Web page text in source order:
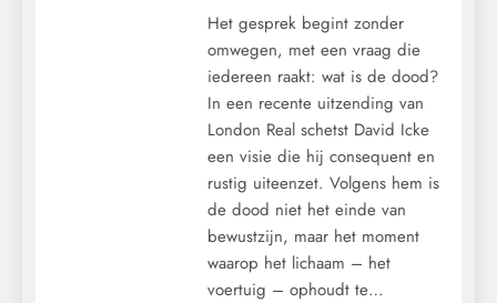
Het gesprek begint zonder
omwegen, met een vraag die
iedereen raakt: wat is de dood?
In een recente uitzending van
London Real schetst David Icke
een visie die hij consequent en
rustig uiteenzet. Volgens hem is
de dood niet het einde van
bewustzijn, maar het moment
waarop het lichaam – het
voertuig – ophoudt te…